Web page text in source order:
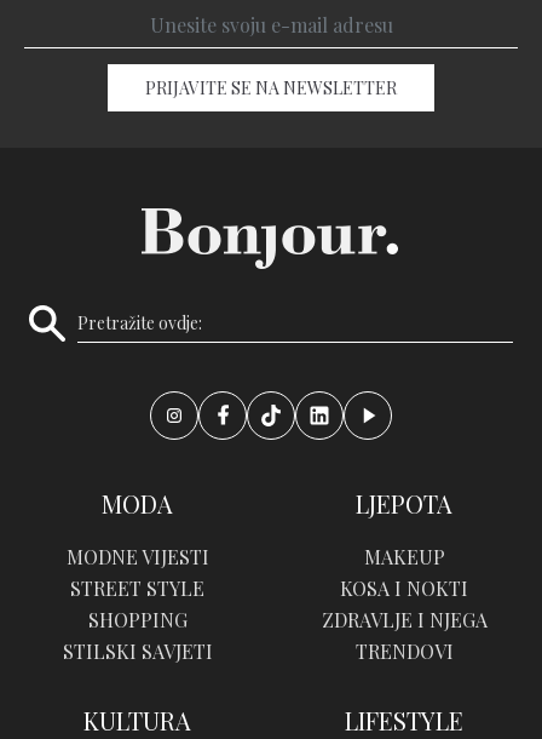
PRIJAVITE SE NA NEWSLETTER
MODA
MODNE VIJESTI
STREET STYLE
SHOPPING
STILSKI SAVJETI
LJEPOTA
MAKEUP
KOSA I NOKTI
ZDRAVLJE I NJEGA
TRENDOVI
KULTURA LIFESTYLE